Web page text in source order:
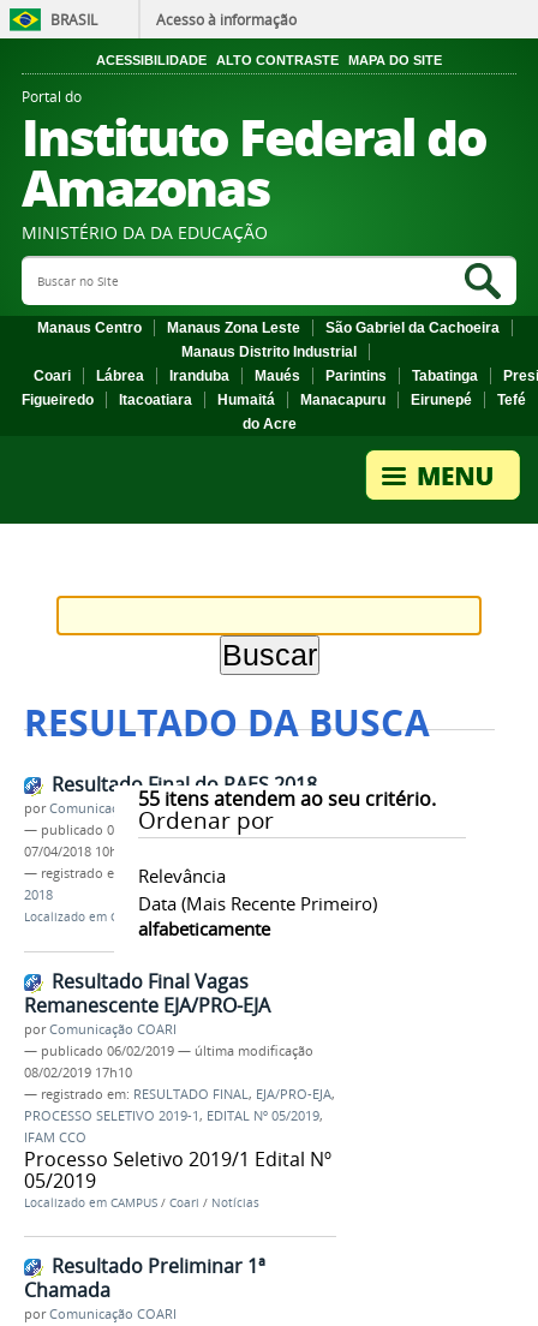
BRASIL Acesso à informação
ACESSIBILIDADE ALTO CONTRASTE MAPA DO SITE
Portal do
Instituto Federal do
Amazonas
MINISTÉRIO DA DA EDUCAÇÃO
Search Site
Manaus Centro Manaus Zona Leste
São Gabriel da Cachoeira
Manaus Distrito Industrial
Coari
Lábrea Iranduba Maués Parintins Tabatinga
Figueiredo
Itacoatiara Humaitá Manacapuru Eirunepé
Tefé
do Acre
RESULTADO DA BUSCA
55itens atendem ao seu critério.
Ordenar por
Relevância
Data (mais Recente Primeiro)
alfabeticamente
Resultado Final do PAES 2018
porComunicação COARI
— publicado 02/04/2018 —última modificação
07/04/2018 10h14
— registrado em:
PAES,EDITAL Nº 01
2018
Localizado em CAMPUS Coari
Resultado Final Vagas
Remanescente EJA/PRO-EJA
porComunicação COARI
— publicado 06/02/2019 — última modificação
08/02/2019 17h10
— registrado em: RESULTADO FINAL , EJA/PRO-EJA,
PROCESSO SELETIVO 2019-1, EDITAL Nº 05/2019,
IFAM CCO
Processo Seletivo 2019/1 Edital Nº
05/2019
Localizado em CAMPUS / Coari / Notícias
Resultado Preliminar 1ª
Chamada
porComunicação COARI